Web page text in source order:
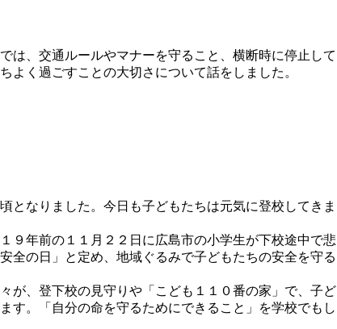
は、交通ルールやマナーを守ること、横断時に停止して
く過ごすことの大切さについて話をしました。
となりました。今日も子どもたちは元気に登校してきま
９年前の１１月２２日に広島市の小学生が下校途中で悲
全の日」と定め、地域ぐるみで子どもたちの安全を守る
が、登下校の見守りや「こども１１０番の家」で、子ど
す。「自分の命を守るためにできること」を学校でもし